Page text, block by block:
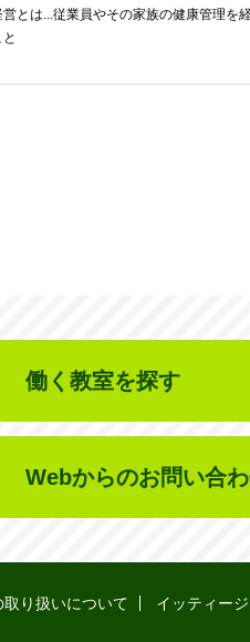
働く教室を探す
Webからのお問い合
り扱いについて イッティー